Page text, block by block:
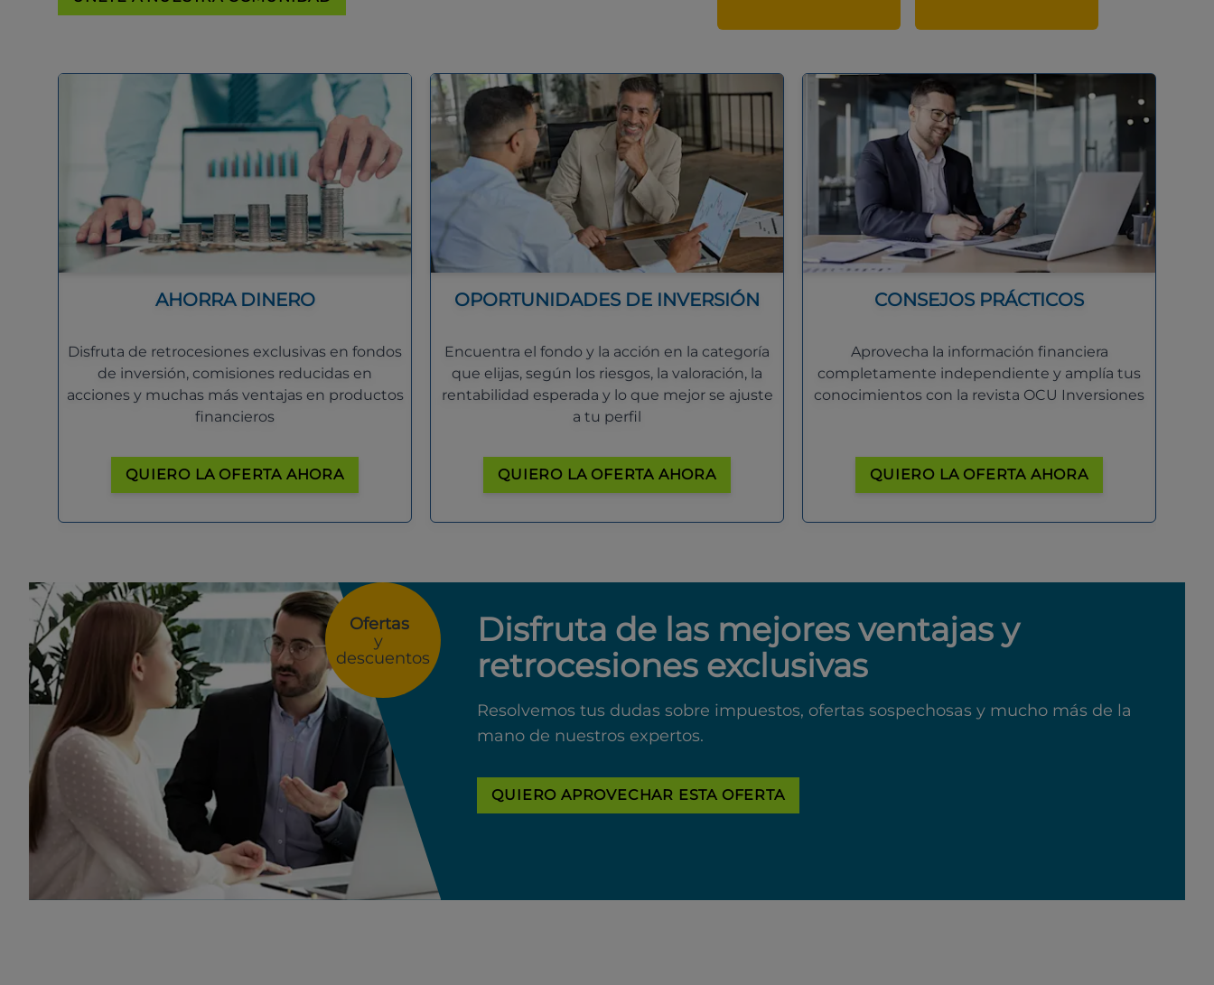
AHORRA DINERO
Disfruta de retrocesiones exclusivas en fondos
de inversión, comisiones reducidas en
acciones y muchas más ventajas en productos
financieros
QUIERO LA OFERTA AHORA
OPORTUNIDADES DE INVERSIÓN
Encuentra el fondo y la acción en la categoría
que elijas, según los riesgos, la valoración, la
rentabilidad esperada y lo que mejor se ajuste
a tu perfil
QUIERO LA OFERTA AHORA
CONSEJOS PRÁCTICOS
Aprovecha la información financiera
completamente independiente y amplía tus
conocimientos con la revista OCU Inversiones
QUIERO LA OFERTA AHORA
Ofertas
y
descuentos
Disfruta de las mejores ventajas y
retrocesiones exclusivas
Resolvemos tus dudas sobre impuestos, ofertas sospechosas y mucho más de la
mano de nuestros expertos.
QUIERO APROVECHAR ESTA OFERTA